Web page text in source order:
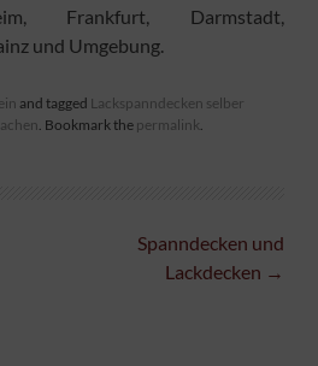
Frankfurt, Darmstadt,
und Umgebung.
and tagged Lackspanndecken selber
. Bookmark the permalink
Spanndecken und
Lackdecken →